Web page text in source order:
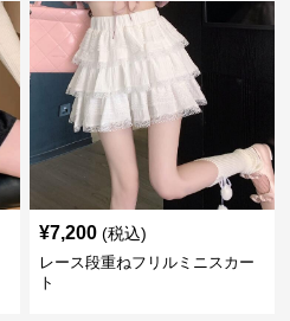
¥7,200 (税込)
レース段重ねフリルミニスカー
ト